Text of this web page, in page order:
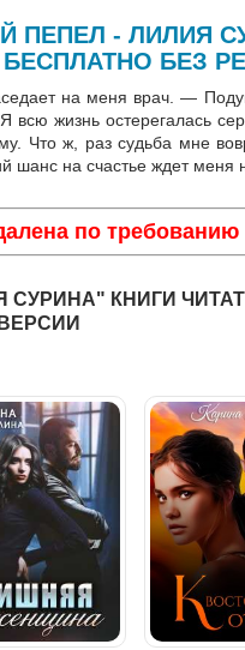
ПЕПЕЛ - ЛИЛИЯ
БЕЗ
на меня врач. —
жизнь остерегалась
Что ж, раз судьба мне
шанс на счастье ждет меня
по требованию
КНИГИ
ВЕРСИИ